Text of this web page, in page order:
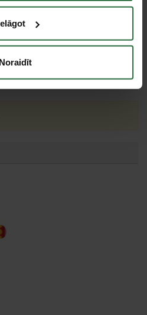
Noraidīt
interesējās par...